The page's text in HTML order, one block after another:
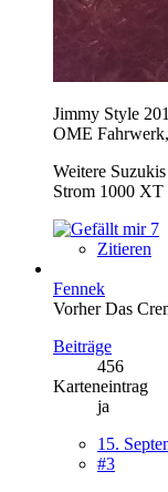
Jimmy Style
OME
Weitere
Strom 1000 XT
7
Zitieren
Fennek
Vorher Das
Beiträge
456
Karteneintrag
ja
15.
#3